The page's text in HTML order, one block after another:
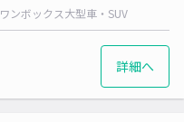
ワンボックス大型車・SUV
詳細へ